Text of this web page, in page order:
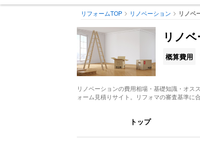
リフォームTOP リノベーション リノベ
リノ
概算費用
リノベーションの費用相場・基礎知識・オス
ォーム見積りサイト。リフォマの審査基準に
トップ